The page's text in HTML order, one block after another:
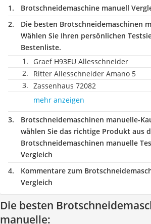
Brotschneidemaschine manuell
Die besten Brotschneidemaschinen
Wählen Sie Ihren persönlichen
Bestenliste.
Graef H93EU Allesschneider
Ritter Allesschneider Amano 5
Zassenhaus 72082
mehr anzeigen
Brotschneidemaschinen manuelle-
wählen Sie das richtige Produkt aus
Brotschneidemaschinen manuelle
Vergleich
Kommentare zum
Vergleich
Die besten
manuelle: